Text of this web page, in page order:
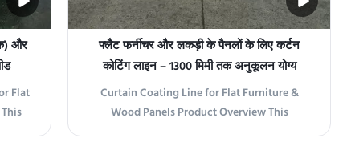
और
Flat
फ्लैट फर्नीचर और लकड़ी के पैनलों के लिए कर्टन
कोटिंग लाइन – 1300 मिमी तक अनुकूलन योग्य
चौड़ाई, हाई-ग्लॉस यूवी फिनिश के साथ
Curtain Coating Line for Flat Furniture &
Wood Panels Product Overview This
customizable curtain coating line uses a